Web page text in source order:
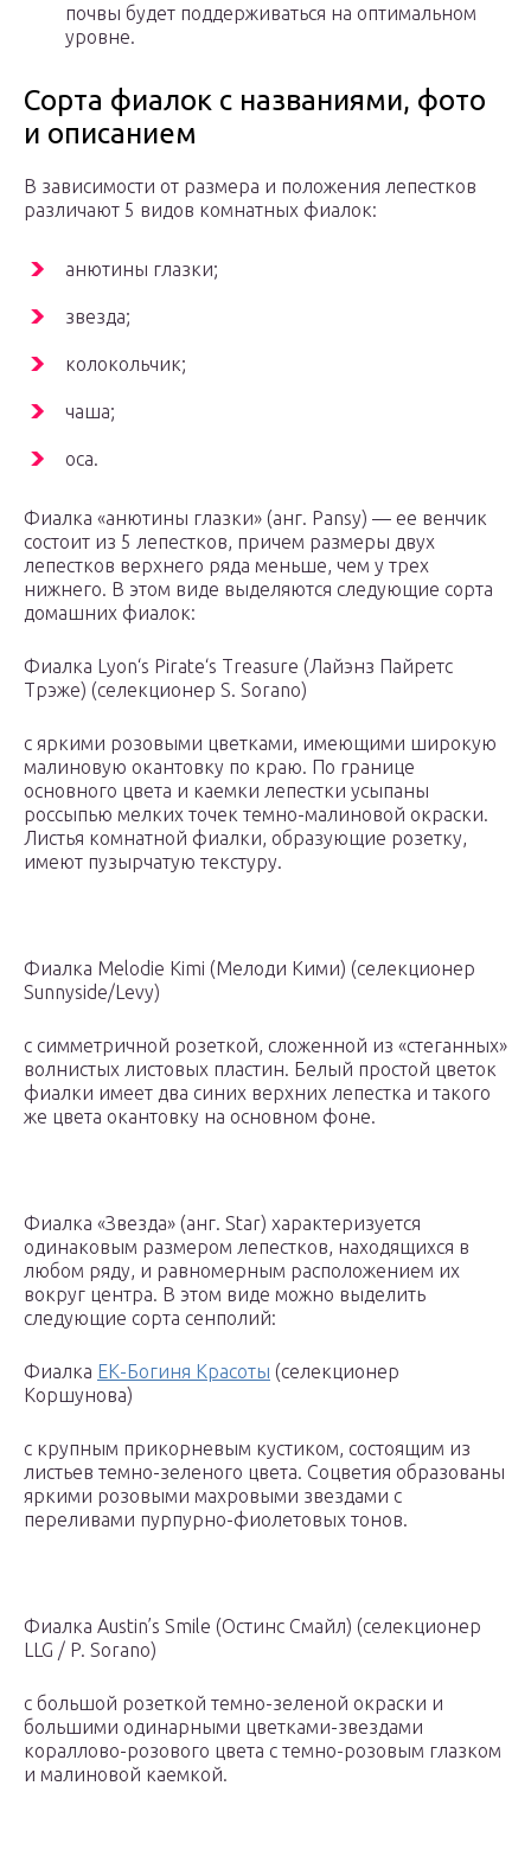
почвы будет поддерживаться на оптимальном
уровне.
Сорта фиалок с названиями, фото
и описанием
В зависимости от размера и положения лепестков
различают 5 видов комнатных фиалок:
анютины глазки;
звезда;
колокольчик;
чаша;
оса.
Фиалка «анютины глазки» (анг. Pansy) — ее венчик
состоит из 5 лепестков, причем размеры двух
лепестков верхнего ряда меньше, чем у трех
нижнего. В этом виде выделяются следующие сорта
домашних фиалок:
Фиалка Lyon‘s Pirate‘s Treasure (Лайэнз Пайретс
Трэже) (селекционер S. Sorano)
с яркими розовыми цветками, имеющими широкую
малиновую окантовку по краю. По границе
основного цвета и каемки лепестки усыпаны
россыпью мелких точек темно-малиновой окраски.
Листья комнатной фиалки, образующие розетку,
имеют пузырчатую текстуру.
Фиалка Melodie Kimi (Мелоди Кими) (селекционер
Sunnyside/Levy)
с симметричной розеткой, сложенной из «стеганных»
волнистых листовых пластин. Белый простой цветок
фиалки имеет два синих верхних лепестка и такого
же цвета окантовку на основном фоне.
Фиалка «Звезда» (анг. Star) характеризуется
одинаковым размером лепестков, находящихся в
любом ряду, и равномерным расположением их
вокруг центра. В этом виде можно выделить
следующие сорта сенполий:
Фиалка ЕК-Богиня Красоты (селекционер
Коршунова)
с крупным прикорневым кустиком, состоящим из
листьев темно-зеленого цвета. Соцветия образованы
яркими розовыми махровыми звездами с
переливами пурпурно-фиолетовых тонов.
Фиалка Austin’s Smile (Остинс Смайл) (селекционер
LLG / P. Sorano)
с большой розеткой темно-зеленой окраски и
большими одинарными цветками-звездами
кораллово-розового цвета с темно-розовым глазком
и малиновой каемкой.